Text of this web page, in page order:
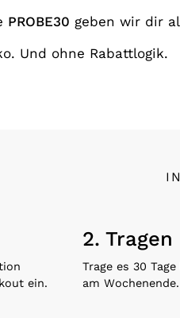
PROBE30 geben wir dir
Und ohne Rabattlogik.
ein.
2. Tragen
Trage es 30
am Wochenende.